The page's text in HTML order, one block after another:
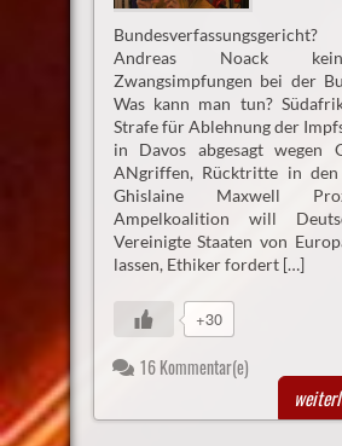
Andreas Noack
Zwangsimpfungen bei der
Was kann man tun?
Strafe für Ablehnung der
in Davos abgesagt wegen
ANgriffen, Rücktritte in den
Ghislaine Maxwell
Ampelkoalition will
Vereinigte Staaten von
lassen, Ethiker fordert […]
+30
16 Kommentar(e)